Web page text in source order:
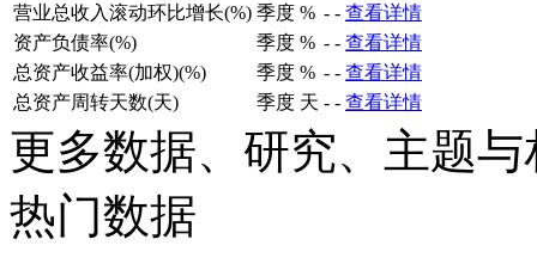
营业总收入滚动环比增长(%) 季度 % - - 查看详情
资产负债率(%)
季度 % - - 查看详情
总资产收益率(加权)(%)
季度 % - - 查看详情
总资产周转天数(天)
季度 天 - - 查看详情
更多数据、研究、主题
热门数据